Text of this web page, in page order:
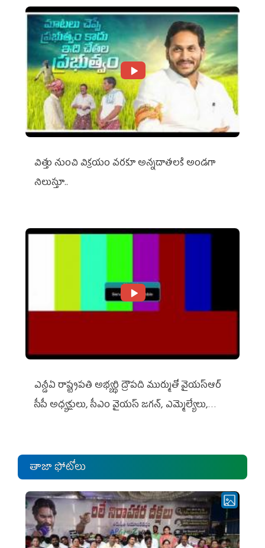
విత్తు నుంచి విక్రయం వరకూ అన్నదాతలకి అండగా
నిలుస్తూ..
ఎన్డీఏ రాష్ట్ర‌ప‌తి అభ్య‌ర్థి ద్రౌప‌ది ముర్ముతో వైయ‌స్ఆర్
సీపీ అధ్య‌క్షులు, సీఎం వైయ‌స్ జ‌గ‌న్, ఎమ్మెల్యేలు,
తాజా ఫోటోలు